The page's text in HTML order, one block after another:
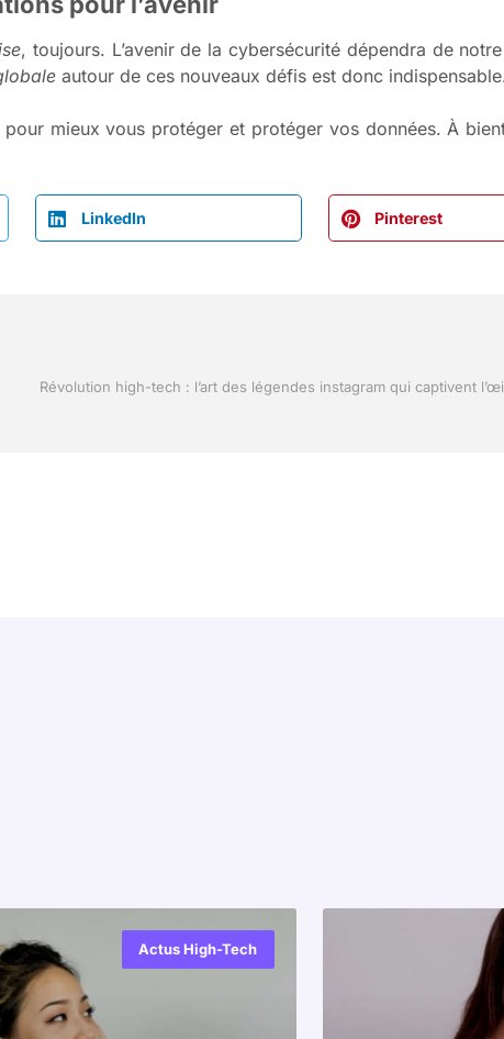
, toujours. L’avenir de la cybersécurité dépendra de
autour de ces nouveaux défis est donc
mieux vous protéger et protéger vos données. À
LinkedIn Pinterest
Révolution high-tech : l’art des légendes instagram qui captivent
Actus High-Tech